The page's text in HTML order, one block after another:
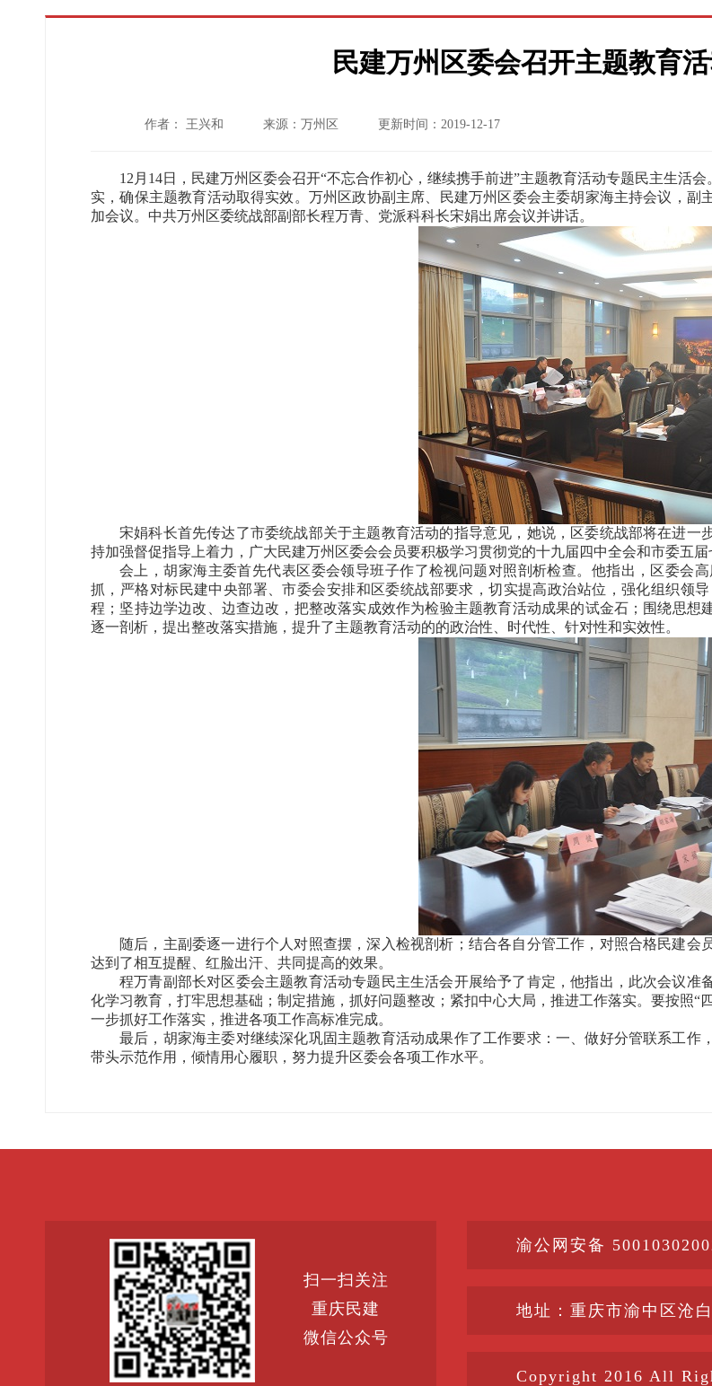
民建万州区委会召开主题教育
作者： 王兴和 来源：万州区 更新时间：2019-12-17
12月14日，民建万州区委会召开“不忘合作初心，继续携手前进”主题教育活动专题民主生活
实，确保主题教育活动取得实效。万州区政协副主席、民建万州区委会主委胡家海主持会议，
加会议。中共万州区委统战部副部长程万青、党派科科长宋娟出席会议并讲话。
宋娟科长首先传达了市委统战部关于主题教育活动的指导意见，她说，区委统战部将在进
持加强督促指导上着力，广大民建万州区委会会员要积极学习贯彻党的十九届四中全会和市委五届
会上，胡家海主委首先代表区委会领导班子作了检视问题对照剖析检查。他指出，区委会
抓，严格对标民建中央部署、市委会安排和区委统战部要求，切实提高政治站位，强化组织领
程；坚持边学边改、边查边改，把整改落实成效作为检验主题教育活动成果的试金石；围绕思想
逐一剖析，提出整改落实措施，提升了主题教育活动的的政治性、时代性、针对性和实效性。
随后，主副委逐一进行个人对照查摆，深入检视剖析；结合各自分管工作，对照合格民建
达到了相互提醒、红脸出汗、共同提高的效果。
程万青副部长对区委会主题教育活动专题民主生活会开展给予了肯定，他指出，此次会议
化学习教育，打牢思想基础；制定措施，抓好问题整改；紧扣中心大局，推进工作落实。要按照
一步抓好工作落实，推进各项工作高标准完成。
最后，胡家海主委对继续深化巩固主题教育活动成果作了工作要求：一、做好分管联系工
带头示范作用，倾情用心履职，努力提升区委会各项工作水平。
扫一扫关注
重庆民建
微信公众号
渝公网安备
地址：重庆市渝中区沧
Copyright 2016 All